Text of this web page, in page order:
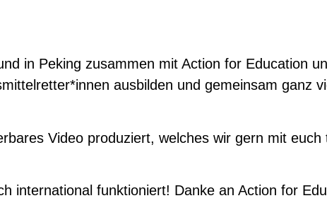
in Peking zusammen mit Action for Education
ausbilden und gemeinsam ganz
Video produziert, welches wir gern mit euch
international funktioniert! Danke an Action for